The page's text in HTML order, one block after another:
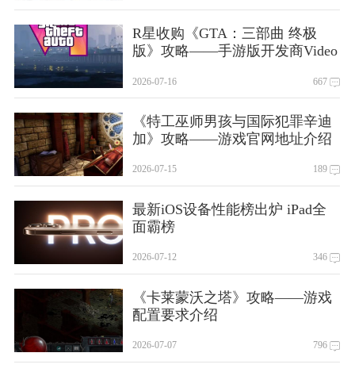
R星收购《GTA：三部曲 终极
版》攻略——手游版开发商Video
2026-07-16 667
《特工巫师男孩与国际犯罪辛迪
加》攻略——游戏官网地址介绍
2026-07-15 189
最新iOS设备性能榜出炉 iPad全
面霸榜
2026-07-12 346
《卡莱蒙沃之塔》攻略——游戏
配置要求介绍
2026-07-07 796